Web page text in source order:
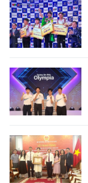
XÃ HỘI
PHÁP LUẬT
DU LỊCH
THẾ GIỚI
GIÁO DỤC